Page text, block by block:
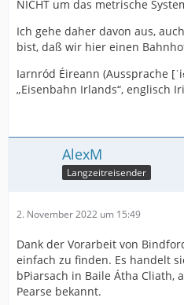
NICHT um das metrische
Ich gehe daher davon aus,
bist, daß wir hier einen
Iarnród Éireann (Aussprache
„Eisenbahn Irlands“, englisch
AlexM
Langzeitreisender
2. November 2022 um 15:49
Dank der Vorarbeit von
einfach zu finden. Es handelt
bPiarsach in Baile Átha Cliath,
Pearse bekannt.